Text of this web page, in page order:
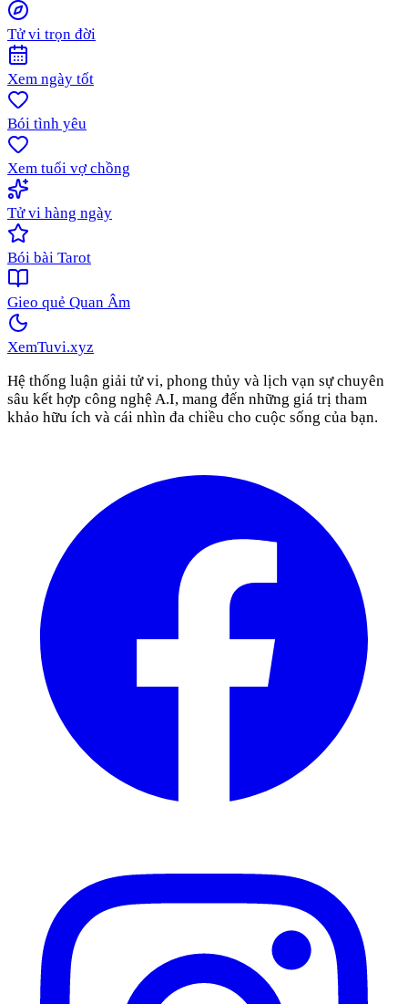
Tử vi trọn đời
Xem ngày tốt
Bói tình yêu
Xem tuổi vợ chồng
Tử vi hàng ngày
Bói bài Tarot
Gieo quẻ Quan Âm
XemTuvi.xyz
Hệ thống luận giải tử vi, phong thủy và lịch vạn sự chuyên
sâu kết hợp công nghệ A.I, mang đến những giá trị tham
khảo hữu ích và cái nhìn đa chiều cho cuộc sống của bạn.